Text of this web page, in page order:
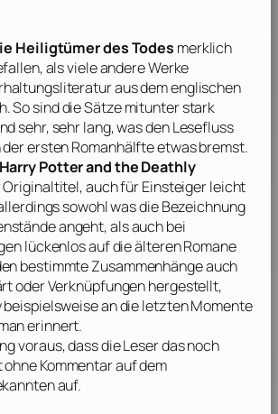
Heiligtümer des Todes merklich
als viele andere Werke
aus dem englischen
So sind die Sätze mitunter stark
sehr, sehr lang, was den Lesefluss
ersten Romanhälfte etwas bremst.
Harry Potter and the Deathly
Originaltitel, auch für Einsteiger leicht
sowohl was die Bezeichnung
angeht, als auch bei
lückenlos auf die älteren Romane
bestimmte Zusammenhänge auch
oder Verknüpfungen hergestellt,
beispielsweise an die letzten Momente
erinnert.
voraus, dass die Leser das noch
Kommentar auf dem
auf.